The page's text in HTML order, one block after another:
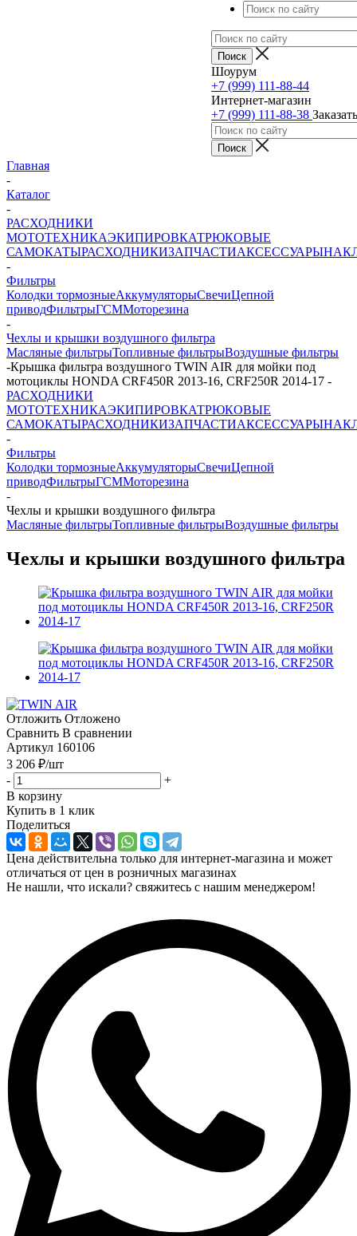
Шоурум
+7 (999) 111-88-44
Интернет-магазин
+7 (999) 111-88-38
Главная
-
Каталог
-
РАСХОДНИКИ
МОТОТЕХНИКАЭКИПИРОВКАТРЮКОВЫЕ
САМОКАТЫРАСХОДНИКИЗАПЧАСТИАКСЕССУАРЫ
-
Фильтры
Колодки тормозныеАккумуляторыСвечиЦепной
приводФильтрыГСММоторезина
-
Чехлы и крышки воздушного фильтра
Масляные фильтрыТопливные фильтрыВоздушные фильтры
-Крышка фильтра воздушного TWIN AIR для мойки под
мотоциклы HONDA CRF450R 2013-16, CRF250R 2014-17 -
РАСХОДНИКИ
МОТОТЕХНИКАЭКИПИРОВКАТРЮКОВЫЕ
САМОКАТЫРАСХОДНИКИЗАПЧАСТИАКСЕССУАРЫ
-
Фильтры
Колодки тормозныеАккумуляторыСвечиЦепной
приводФильтрыГСММоторезина
-
Чехлы и крышки воздушного фильтра
Масляные фильтрыТопливные фильтрыВоздушные фильтры
Чехлы и крышки воздушного фильтра
Отложить Отложено
Сравнить В сравнении
Артикул 160106
3 206 ₽/шт
-
+
В корзину
Купить в 1 клик
Поделиться
Цена действительна только для интернет-магазина и может
отличаться от цен в розничных магазинах
Не нашли, что искали? свяжитесь с нашим менеджером!